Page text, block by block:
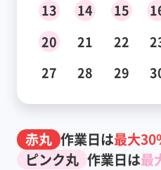
13
14 15
20
21 22
27
28 29
赤丸 作業日は最大
ピンク丸 作業日は最